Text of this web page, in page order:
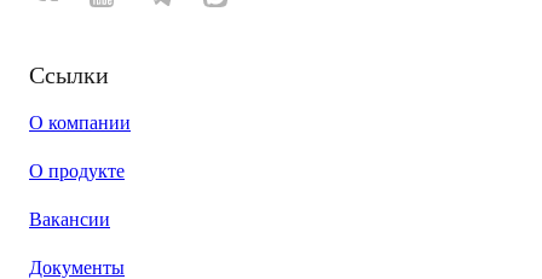
Ссылки
О компании
О продукте
Вакансии
Документы